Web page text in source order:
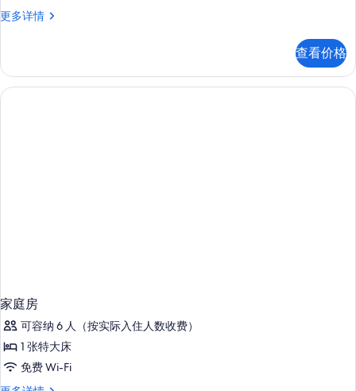
更多详情
家
多
信
息
查看价格
家庭房
可容纳 6 人（按实际入住人数收费）
1 张特大床
免费 Wi-Fi